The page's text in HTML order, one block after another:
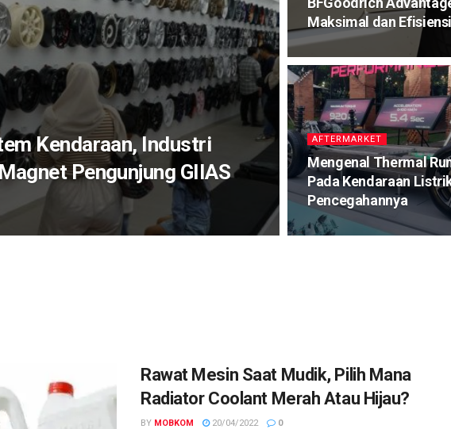
Kendaraan, Industri
Pengunjung GIIAS
Maksimal dan
AFTERMARKET
Mengenal Thermal
Pada Kendaraan
Pencegahannya
Rawat Mesin Saat Mudik, Pilih Mana
Radiator Coolant Merah Atau Hijau?
BY MOBKOM 20/04/2022 0